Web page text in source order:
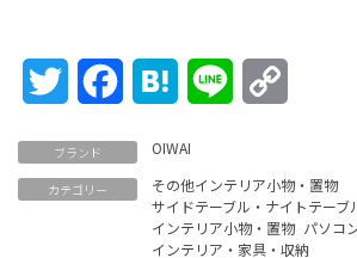
Twitter FacebookHatena Line
ブランド OIWAI
カテゴリー
その他インテリア小物・置物
サイドテーブル・ナイトテーブ
インテリア小物・置物 パソコ
インテリア・家具・収納